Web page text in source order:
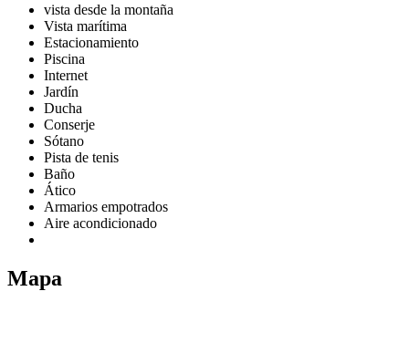
vista desde la montaña
Vista marítima
Estacionamiento
Piscina
Internet
Jardín
Ducha
Conserje
Sótano
Pista de tenis
Baño
Ático
Armarios empotrados
Aire acondicionado
Mapa